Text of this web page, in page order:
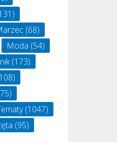
(68)
Moda (54)
(173)
(1047)
(95)